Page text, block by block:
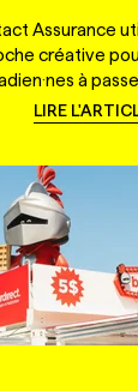
Assurance
créative
à
LIRE